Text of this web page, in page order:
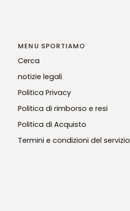
MENU SPORTIAMO
Cerca
notizie legali
Politica Privacy
Politica di rimborso e resi
Politica di Acquisto
Termini e condizioni del servizio